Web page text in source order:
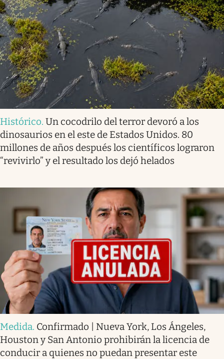
Histórico. Un cocodrilo del terror devoró a los
dinosaurios en el este de Estados Unidos. 80
millones de años después los científicos lograron
“revivirlo” y el resultado los dejó helados
Medida. Confirmado | Nueva York, Los Ángeles,
Houston y San Antonio prohibirán la licencia de
conducir a quienes no puedan presentar este